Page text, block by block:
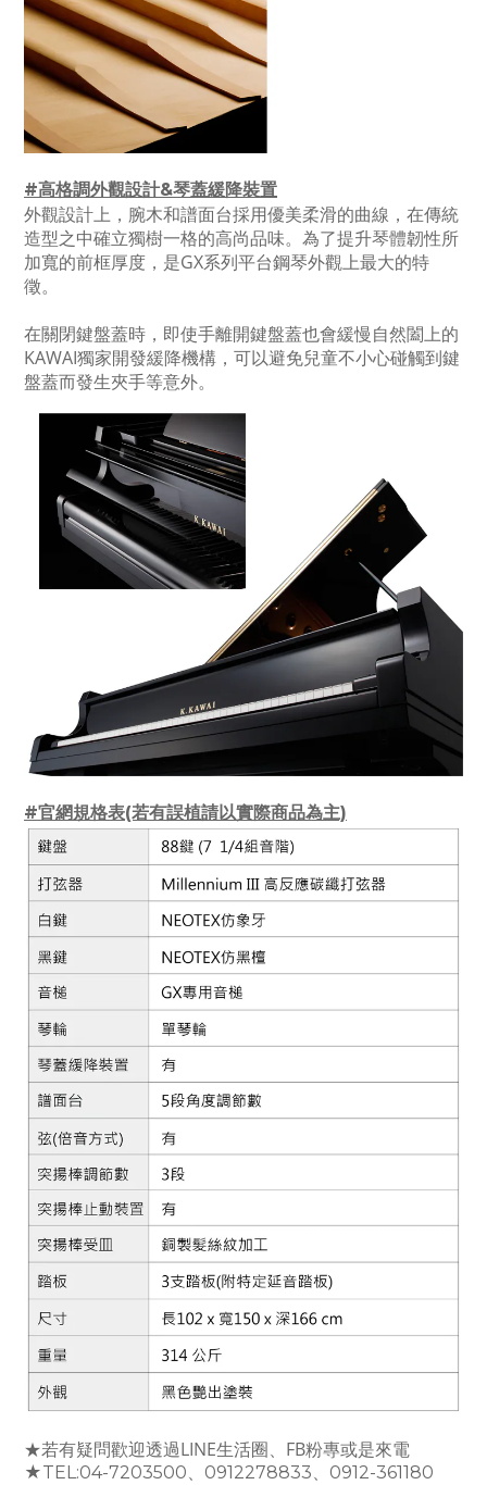
#高格調外觀設計&琴蓋緩降裝置
外觀設計上，腕木和譜面台採用優美柔滑的曲線，在傳統
造型之中確立獨樹一格的高尚品味。為了提升琴體韌性所
加寬的前框厚度，是GX系列平台鋼琴外觀上最大的特
徵。
在關閉鍵盤蓋時，即使手離開鍵盤蓋也會緩慢自然闔上的
KAWAI獨家開發緩降機構，可以避免兒童不小心碰觸到鍵
盤蓋而發生夾手等意外。
#官網規格表(若有誤植請以實際商品為主)
★若有疑問歡迎透過LINE生活圈、FB粉專或是來電
★TEL:04-7203500、0912278833、0912-361180